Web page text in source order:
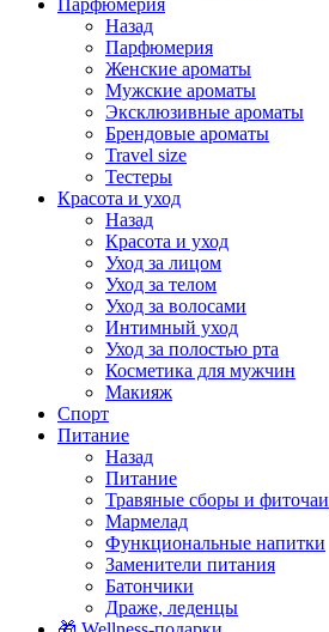
Парфюмерия
Назад
Парфюмерия
Женские ароматы
Мужские ароматы
Эксклюзивные ароматы
Брендовые ароматы
Travel size
Тестеры
Красота и уход
Назад
Красота и уход
Уход за лицом
Уход за телом
Уход за волосами
Интимный уход
Уход за полостью рта
Косметика для мужчин
Макияж
Спорт
Питание
Назад
Питание
Травяные сборы и фиточаи
Мармелад
Функциональные напитки
Заменители питания
Батончики
Драже, леденцы